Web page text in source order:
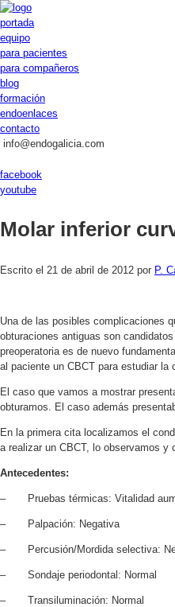
portada
equipo
para pacientes
para compañeros
blog
formación
endoenlaces
contacto
info@endogalicia.com
facebook
youtube
Molar inferior
Escrito el 21 de abril de 2012 por P.
Una de las posibles complicaciones
obturaciones antiguas son
preoperatoria es de nuevo
al paciente un CBCT para estudiar
El caso que vamos a mostrar
obturamos. El caso además
En la primera cita localizamos el
a realizar un CBCT, lo observamos
Antecedentes:
– Pruebas térmicas: Vitalidad
– Palpación: Negativa
– Percusión/Mordida selectiva:
– Sondaje periodontal: Normal
– Transiluminación: Normal